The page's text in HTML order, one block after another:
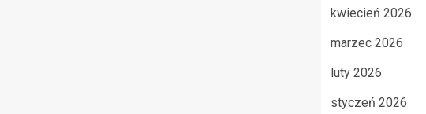
kwiecień 2026
marzec 2026
luty 2026
styczeń 2026